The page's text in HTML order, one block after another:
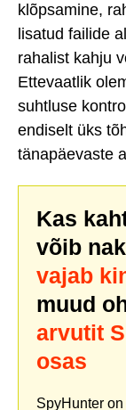
klõpsamine,
lisatud failide
rahalist kahju
Ettevaatlik
suhtluse
endiselt üks
tänapäevaste
Kas
võib
vajab
muud
arvutit
osas
SpyHunter